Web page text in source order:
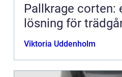
Pallkrage corten:
lösning för
Viktoria Uddenholm